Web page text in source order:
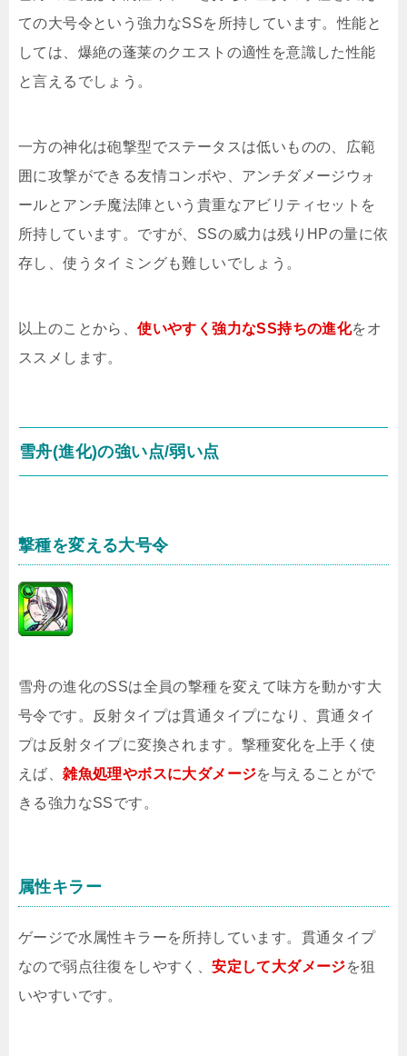
ての大号令という強力なSSを所持しています。性能と
しては、爆絶の蓬莱のクエストの適性を意識した性能
と言えるでしょう。
一方の神化は砲撃型でステータスは低いものの、広範
囲に攻撃ができる友情コンボや、アンチダメージウォ
ールとアンチ魔法陣という貴重なアビリティセットを
所持しています。ですが、SSの威力は残りHPの量に依
存し、使うタイミングも難しいでしょう。
以上のことから、使いやすく強力なSS持ちの進化をオ
ススメします。
雪舟(進化)の強い点/弱い点
撃種を変える大号令
雪舟の進化のSSは全員の撃種を変えて味方を動かす大
号令です。反射タイプは貫通タイプになり、貫通タイ
プは反射タイプに変換されます。撃種変化を上手く使
えば、雑魚処理やボスに大ダメージを与えることがで
きる強力なSSです。
属性キラー
ゲージで水属性キラーを所持しています。貫通タイプ
なので弱点往復をしやすく、安定して大ダメージを狙
いやすいです。